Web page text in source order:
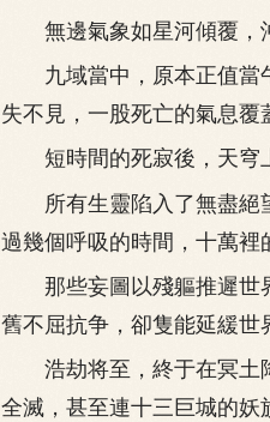
無邊氣象如星河傾覆，沖
九域當中，原本正值當
失不見，一股死亡的氣息覆
短時間的死寂後，天穹上
所有生靈陷入了無盡絕
過幾個呼吸的時間，十萬裡
那些妄圖以殘軀推遲世
舊不屈抗争，卻隻能延緩世
浩劫将至，終于在冥土
全滅，甚至連十三巨城的妖